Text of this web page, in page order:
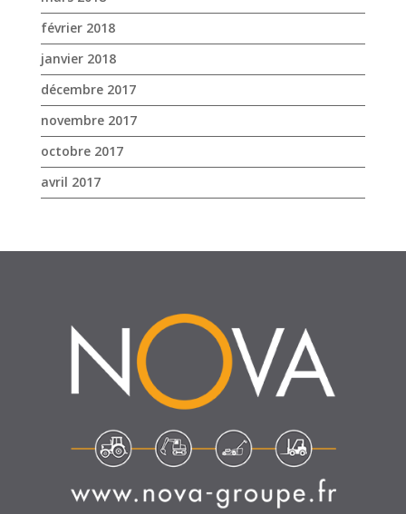
février 2018
janvier 2018
décembre 2017
novembre 2017
octobre 2017
avril 2017